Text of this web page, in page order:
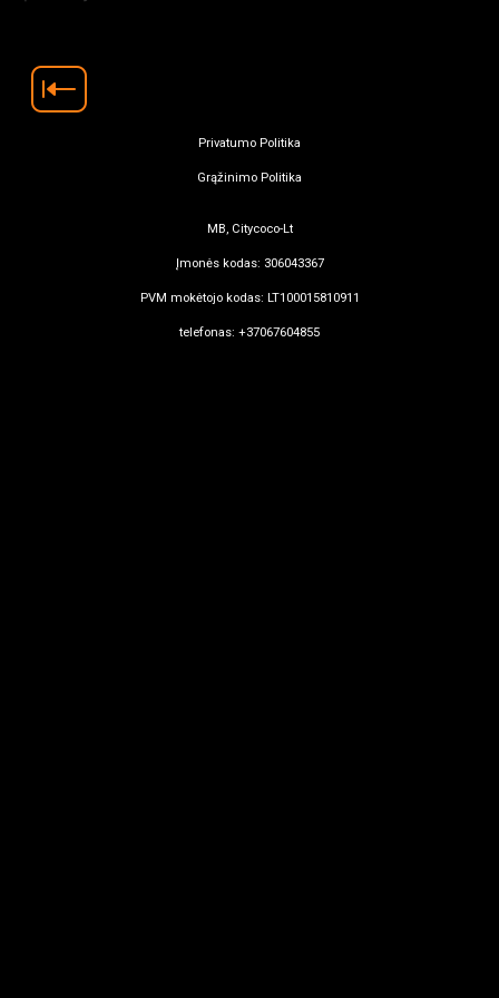
Privatumo Politika
Grąžinimo Politika
MB, Citycoco-Lt
Įmonės kodas: 306043367
PVM mokėtojo kodas: LT100015810911
telefonas: +37067604855